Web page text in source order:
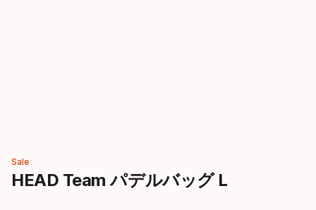
Sale
HEAD Team パデルバッグ L